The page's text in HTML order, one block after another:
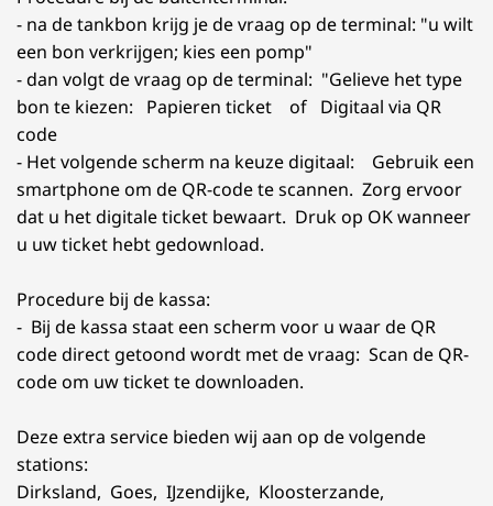
- na de tankbon krijg je de vraag op de terminal: "u wilt
een bon verkrijgen; kies een pomp"
- dan volgt de vraag op de terminal: "Gelieve het type
bon te kiezen: Papieren ticket of Digitaal via QR
code
- Het volgende scherm na keuze digitaal: Gebruik een
smartphone om de QR-code te scannen. Zorg ervoor
dat u het digitale ticket bewaart. Druk op OK wanneer
u uw ticket hebt gedownload.
Procedure bij de kassa:
- Bij de kassa staat een scherm voor u waar de QR
code direct getoond wordt met de vraag: Scan de QR-
code om uw ticket te downloaden.
Deze extra service bieden wij aan op de volgende
stations:
Dirksland, Goes, IJzendijke, Kloosterzande,